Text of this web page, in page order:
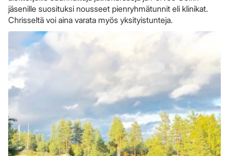
jäsenille suosituksi nousseet pienryhmätunnit eli klinikat.
Chrisseltä voi aina varata myös yksityistunteja.